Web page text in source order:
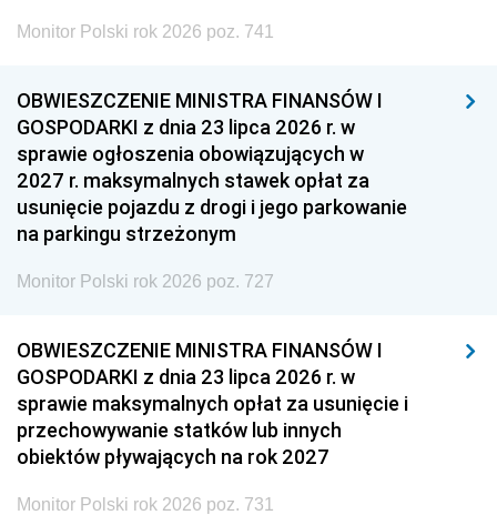
Monitor Polski rok 2026 poz. 741
OBWIESZCZENIE MINISTRA FINANSÓW I
GOSPODARKI z dnia 23 lipca 2026 r. w
sprawie ogłoszenia obowiązujących w
2027 r. maksymalnych stawek opłat za
usunięcie pojazdu z drogi i jego parkowanie
na parkingu strzeżonym
Monitor Polski rok 2026 poz. 727
OBWIESZCZENIE MINISTRA FINANSÓW I
GOSPODARKI z dnia 23 lipca 2026 r. w
sprawie maksymalnych opłat za usunięcie i
przechowywanie statków lub innych
obiektów pływających na rok 2027
Monitor Polski rok 2026 poz. 731